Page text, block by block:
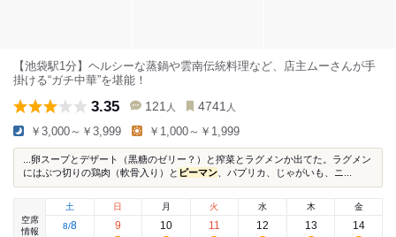
【池袋駅1分】ヘルシーな蒸鍋や雲南伝統料理など、店主ムーさんが手
掛ける“ガチ中華”を堪能！
3.35 121 人 4741 人
￥3,000～￥3,999 ￥1,000～￥1,999
...卵スープとデザート（黒糖のゼリー？）と搾菜とラグメンか出てた。ラグメン
にはぶつ切りの鶏肉（軟骨入り）と ピーマン 、パプリカ、じゃがいも、ニ...
空席
情報
土
8/8
日
9
月
10
火
11
水
12
木
13
金
14